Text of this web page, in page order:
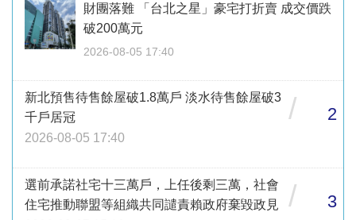
財團落難 「台北之星」豪宅打折賣 成交價跌
破200萬元
2026-08-05 17:40
新北預售待售餘屋破1.8萬戶 淡水待售餘屋破3
千戶居冠
2026-08-05 17:40
/ 2
選前承諾社宅十三萬戶，上任後剩三萬，社會
住宅推動聯盟等組織共同譴責賴政府棄毀政見
/ 3